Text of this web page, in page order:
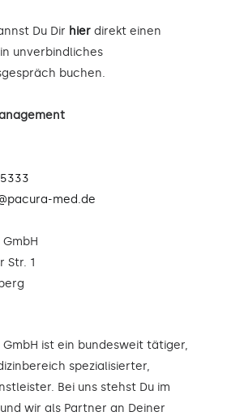
Du Dir hier direkt einen
unverbindliches
buchen.
med.de
Str. 1
GmbH ist ein bundesweit tätiger,
spezialisierter,
Bei uns stehst Du im
wir als Partner an Deiner